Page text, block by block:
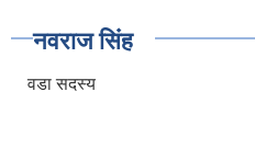
नवराज सिंह
वडा सदस्य